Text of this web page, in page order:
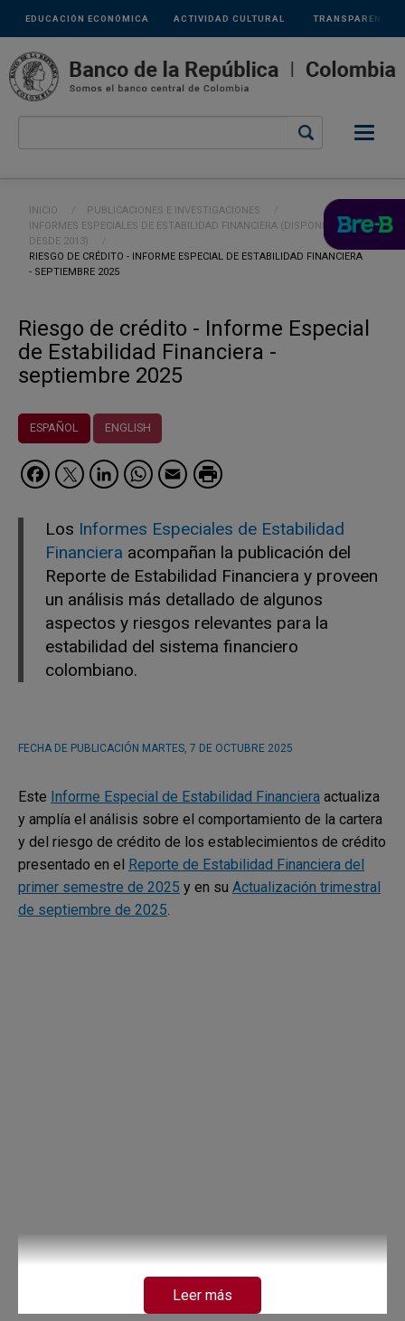
Pasar al contenido principal
Links
secundarios
ACTIVIDAD CULTURAL
EDUCACIÓN ECONÓMICA TRANSPARENCIA
Ruta de navegación
INICIO
PUBLICACIONES E INVESTIGACIONES
INFORMES ESPECIALES DE ESTABILIDAD FINANCIERA (DISPONIBLES
DESDE 2013)
CURRENT:
RIESGO DE CRÉDITO - INFORME ESPECIAL DE ESTABILIDAD FINANCIERA
- SEPTIEMBRE 2025
Riesgo de crédito - Informe Especial
de Estabilidad Financiera -
septiembre 2025
ESPAÑOL ENGLISH
Facebook
Twitter
LinkedIn
WhatsApp
Email
Los Informes Especiales de Estabilidad
Financiera acompañan la publicación del
Reporte de Estabilidad Financiera y proveen
un análisis más detallado de algunos
aspectos y riesgos relevantes para la
estabilidad del sistema financiero
colombiano.
FECHA DE PUBLICACIÓN MARTES, 7 DE OCTUBRE 2025
Este Informe Especial de Estabilidad Financiera actualiza
y amplía el análisis sobre el comportamiento de la cartera
y del riesgo de crédito de los establecimientos de crédito
presentado en el
Reporte de Estabilidad Financiera del
primer semestre de 2025 y en su Actualización trimestral
de septiembre de 2025.
Leer más